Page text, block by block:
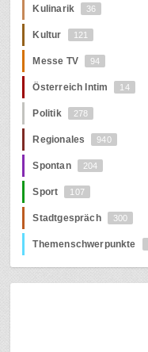
Kulinarik 36
Kultur 121
Messe TV 94
Österreich Intim 14
Politik 278
Regionales 940
Spontan 204
Sport 107
Stadtgespräch 300
Themenschwerpunkte